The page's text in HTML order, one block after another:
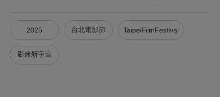
2025 台北電影節 TaipeiFilmFestival
影迷新宇宙